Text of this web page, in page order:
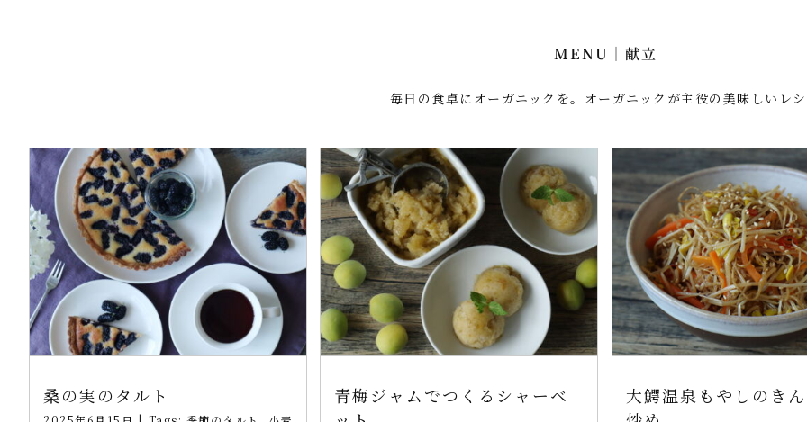
MENU｜献立
毎日の食卓にオーガニックを。オーガニックが主役の美味しいレ
桑の実のタルト
青梅ジャムでつくるシャーベ
大鰐温泉もやしのき